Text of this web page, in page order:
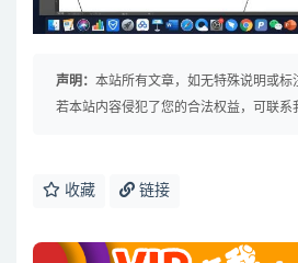
声明： 本站所有文章，如无特殊说明或标
若本站内容侵犯了您的合法权益，可联系
收藏 链接